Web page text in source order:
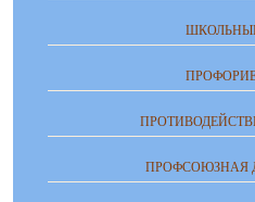
ПРОФСОЮЗНАЯ